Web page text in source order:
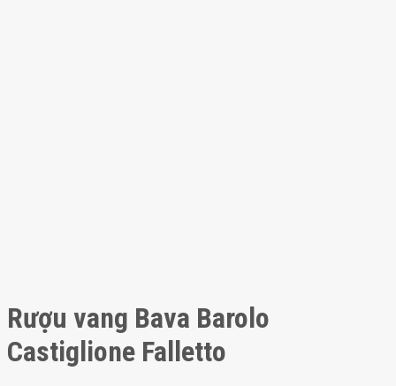
Rượu vang Bava Barolo
Castiglione Falletto